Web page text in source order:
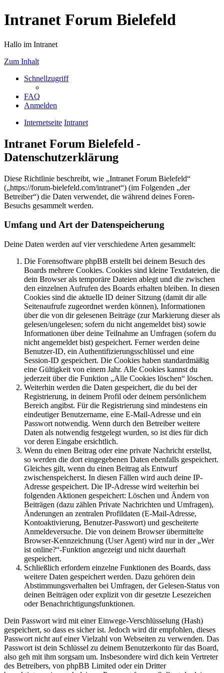
Intranet Forum Bielefeld
Hallo im Intranet
Zum Inhalt
Schnellzugriff
FAQ
Anmelden
Internetseite Intranet
Intranet Forum Bielefeld -
Datenschutzerklärung
Diese Richtlinie beschreibt, wie „Intranet Forum Bielefeld“
(„https://forum-bielefeld.com/intranet“) (im Folgenden „der
Betreiber“) die Daten verwendet, die während deines Foren-
Besuchs gesammelt werden.
Umfang und Art der Datenspeicherung
Deine Daten werden auf vier verschiedene Arten gesammelt:
Die Forensoftware phpBB erstellt bei deinem Besuch des
Boards mehrere Cookies. Cookies sind kleine Textdateien, die
dein Browser als temporäre Dateien ablegt und die zwischen
den einzelnen Aufrufen des Boards erhalten bleiben. In diesen
Cookies sind die aktuelle ID deiner Sitzung (damit dir alle
Seitenaufrufe zugeordnet werden können), Informationen
über die von dir gelesenen Beiträge (zur Markierung dieser als
gelesen/ungelesen; sofern du nicht angemeldet bist) sowie
Informationen über deine Teilnahme an Umfragen (sofern du
nicht angemeldet bist) gespeichert. Ferner werden deine
Benutzer-ID, ein Authentifizierungsschlüssel und eine
Session-ID gespeichert. Die Cookies haben standardmäßig
eine Gültigkeit von einem Jahr. Alle Cookies kannst du
jederzeit über die Funktion „Alle Cookies löschen“ löschen.
Weiterhin werden die Daten gespeichert, die du bei der
Registrierung, in deinem Profil oder deinem persönlichem
Bereich angibst. Für die Registrierung sind mindestens ein
eindeutiger Benutzername, eine E-Mail-Adresse und ein
Passwort notwendig. Wenn durch den Betreiber weitere
Daten als notwendig festgelegt wurden, so ist dies für dich
vor deren Eingabe ersichtlich.
Wenn du einen Beitrag oder eine private Nachricht erstellst,
so werden die dort eingegebenen Daten ebenfalls gespeichert.
Gleiches gilt, wenn du einen Beitrag als Entwurf
zwischenspeicherst. In diesen Fällen wird auch deine IP-
Adresse gespeichert. Die IP-Adresse wird weiterhin bei
folgenden Aktionen gespeichert: Löschen und Ändern von
Beiträgen (dazu zählen Private Nachrichten und Umfragen),
Änderungen an zentralen Profildaten (E-Mail-Adresse,
Kontoaktivierung, Benutzer-Passwort) und gescheiterte
Anmeldeversuche. Die von deinem Browser übermittelte
Browser-Kennzeichnung (User Agent) wird nur in der „Wer
ist online?“-Funktion angezeigt und nicht dauerhaft
gespeichert.
Schließlich erfordern einzelne Funktionen des Boards, dass
weitere Daten gespeichert werden. Dazu gehören dein
Abstimmungsverhalten bei Umfragen, der Gelesen-Status von
deinen Beiträgen oder explizit von dir gesetzte Lesezeichen
oder Benachrichtigungsfunktionen.
Dein Passwort wird mit einer Einwege-Verschlüsselung (Hash)
gespeichert, so dass es sicher ist. Jedoch wird dir empfohlen, dieses
Passwort nicht auf einer Vielzahl von Webseiten zu verwenden. Das
Passwort ist dein Schlüssel zu deinem Benutzerkonto für das Board,
also geh mit ihm sorgsam um. Insbesondere wird dich kein Vertreter
des Betreibers, von phpBB Limited oder ein Dritter